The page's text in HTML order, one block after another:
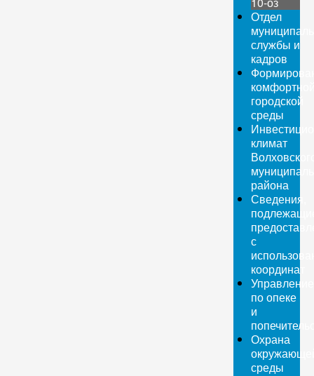
Отдел
службы и
кадров
городской
среды
климат
района
Сведения,
с
координат
Управление
по опеке
и
Охрана
среды